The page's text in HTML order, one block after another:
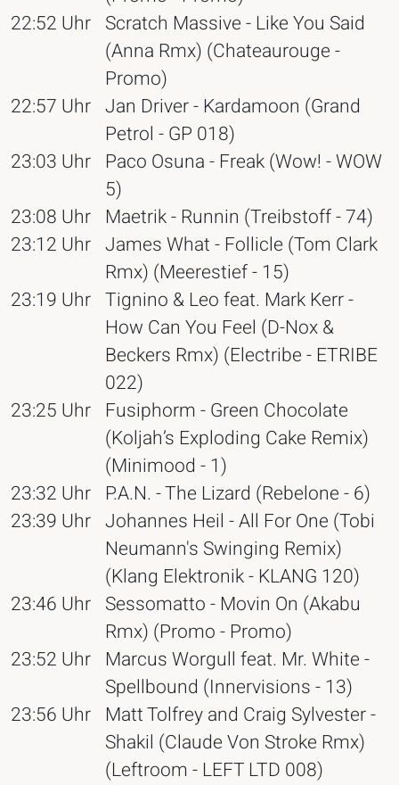
22:52 Uhr Scratch Massive - Like You Said
(Anna Rmx) (Chateaurouge -
Promo)
22:57 Uhr Jan Driver - Kardamoon (Grand
Petrol - GP 018)
23:03 Uhr Paco Osuna - Freak (Wow! - WOW
5)
23:08 Uhr Maetrik - Runnin (Treibstoff - 74)
23:12 Uhr James What - Follicle (Tom Clark
Rmx) (Meerestief - 15)
23:19 Uhr Tignino & Leo feat. Mark Kerr -
How Can You Feel (D-Nox &
Beckers Rmx) (Electribe - ETRIBE
022)
23:25 Uhr Fusiphorm - Green Chocolate
(Koljah’s Exploding Cake Remix)
(Minimood - 1)
23:32 Uhr P.A.N. - The Lizard (Rebelone - 6)
23:39 Uhr Johannes Heil - All For One (Tobi
Neumann's Swinging Remix)
(Klang Elektronik - KLANG 120)
23:46 Uhr Sessomatto - Movin On (Akabu
Rmx) (Promo - Promo)
23:52 Uhr Marcus Worgull feat. Mr. White -
Spellbound (Innervisions - 13)
23:56 Uhr Matt Tolfrey and Craig Sylvester -
Shakil (Claude Von Stroke Rmx)
(Leftroom - LEFT LTD 008)